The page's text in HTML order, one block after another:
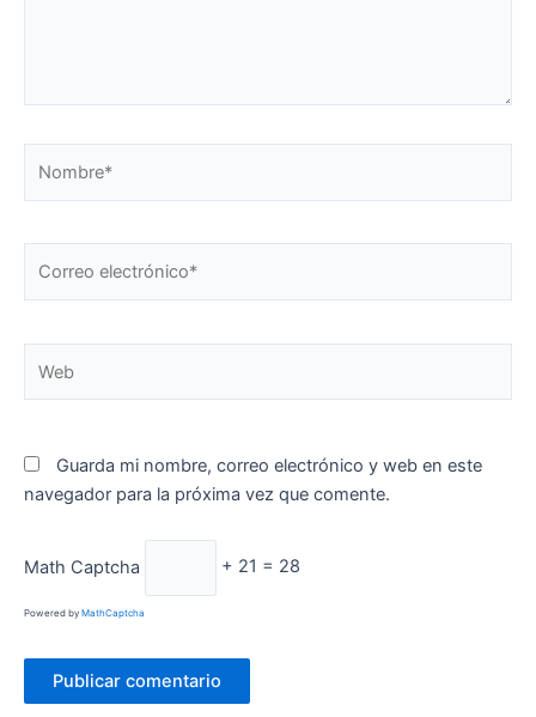
electrónico*
Guarda mi nombre, correo electrónico y web en este
navegador para la próxima vez que comente.
Math Captcha + 21 = 28
Powered by MathCaptcha